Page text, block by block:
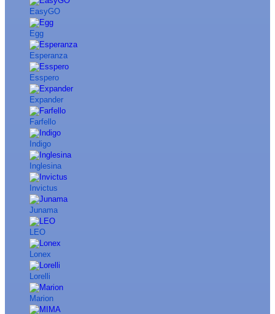
EasyGO
Egg
Esperanza
Esspero
Expander
Farfello
Indigo
Inglesina
Invictus
Junama
LEO
Lonex
Lorelli
Marion